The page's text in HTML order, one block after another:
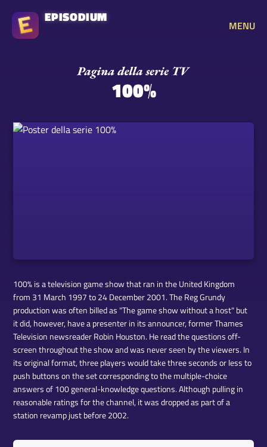
EPISODIUM
MENU
100%
100% is a television game show that ran in the United Kingdom
from 31 March 1997 to 24 December 2001. The Reg Grundy
production was often billed as "The game show without a host" but
it did, however, have a presenter in its announcer, former Thames
Television newsreader Robin Houston. He read the questions off-
screen throughout the show and was never seen by the viewers. In
its original format, three players would take three seconds or less to
push buttons on the set corresponding to the multiple-choice
answers of 100 general-knowledge questions. Although pulling in
reasonable ratings for the channel, it was dropped as part of a
station revamp just before 2002.